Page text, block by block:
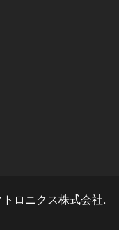
ロニクス株式会社.